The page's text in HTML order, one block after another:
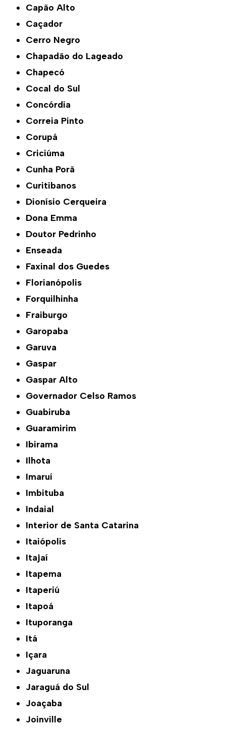
Capão Alto
Caçador
Cerro Negro
Chapadão do Lageado
Chapecó
Cocal do Sul
Concórdia
Correia Pinto
Corupá
Criciúma
Cunha Porã
Curitibanos
Dionísio Cerqueira
Dona Emma
Doutor Pedrinho
Enseada
Faxinal dos Guedes
Florianópolis
Forquilhinha
Fraiburgo
Garopaba
Garuva
Gaspar
Gaspar Alto
Governador Celso Ramos
Guabiruba
Guaramirim
Ibirama
Ilhota
Imaruí
Imbituba
Indaial
Interior de Santa Catarina
Itaiópolis
Itajaí
Itapema
Itaperiú
Itapoá
Ituporanga
Itá
Içara
Jaguaruna
Jaraguá do Sul
Joaçaba
Joinville